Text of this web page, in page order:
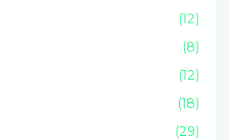
(12)
(8)
(12)
(18)
(29)